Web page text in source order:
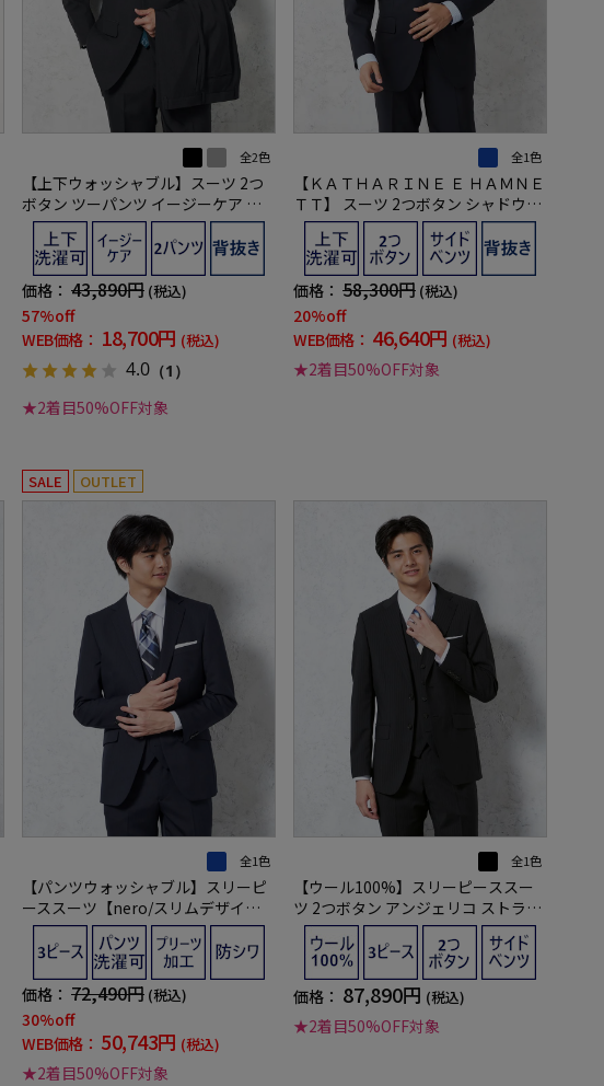
全2色
【上下ウォッシャブル】スーツ 2つ
ボタン ツーパンツ イージーケア ス
トライプ pinky wolman
価格： 43,890円 (税込)
57%off
WEB価格： 18,700円 (税込)
4.0 （1）
★2着目50%OFF対象
全1色
【ＫＡＴＨＡＲＩＮＥ Ｅ ＨＡＭＮＥ
ＴＴ】 スーツ 2つボタン シャドウス
トライプ キャサリン Ｅ ハムネット
上下ウォッシャブル ノータック 春夏
価格： 58,300円 (税込)
20%off
WEB価格： 46,640円 (税込)
★2着目50%OFF対象
SALE OUTLET
全1色
【パンツウォッシャブル】スリーピ
ーススーツ【nero/スリムデザイ
ン】ウール混素材 2つボタン ストラ
イプ
価格： 72,490円 (税込)
30%off
WEB価格： 50,743円 (税込)
★2着目50%OFF対象
全1色
【ウール100%】スリーピーススー
ツ 2つボタン アンジェリコ ストライ
プ S＆M BLUE LABEL
価格： 87,890円 (税込)
★2着目50%OFF対象